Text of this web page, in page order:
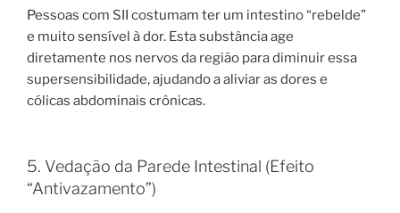
Pessoas com SII costumam ter um intestino “rebelde”
e muito sensível à dor. Esta substância age
diretamente nos nervos da região para diminuir essa
supersensibilidade, ajudando a aliviar as dores e
cólicas abdominais crônicas.
5. Vedação da Parede Intestinal (Efeito
“Antivazamento”)